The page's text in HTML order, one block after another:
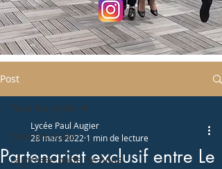
Post
Tous les posts
La presse parle de nous
Tous les posts
Partenariat exclusif entre Le
Lycée Paul Augier
28 mars 2022 1 min de lecture